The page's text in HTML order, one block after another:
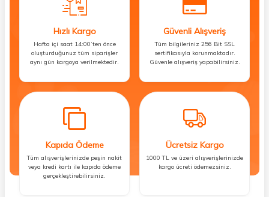
Hızlı Kargo
Hafta içi saat 14:00’ten önce
oluşturduğunuz tüm siparişler
aynı gün kargoya verilmektedir.
Güvenli Alışveriş
Tüm bilgileriniz 256 Bit SSL
sertifikasıyla korunmaktadır.
Güvenle alışveriş yapabilirsiniz.
Kapıda Ödeme
Tüm alışverişlerinizde peşin nakit
veya kredi kartı ile kapıda ödeme
gerçekleştirebilirsiniz.
Ücretsiz Kargo
1000 TL ve üzeri alışverişlerinizde
kargo ücreti ödemezsiniz.